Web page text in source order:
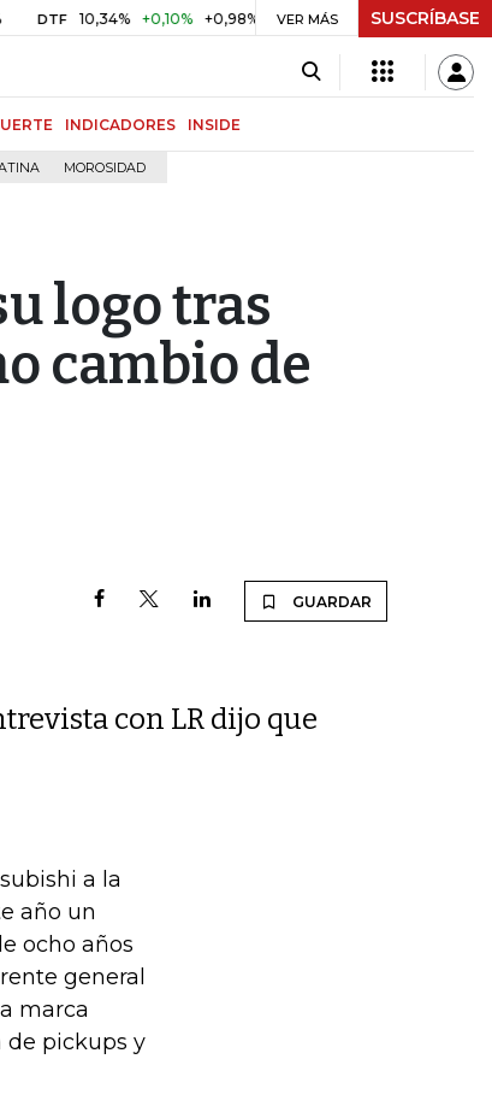
10,34% +0,10% +0,98% UVR $ 416,86 +$ 0,05 +0,01%
VER MÁS SUSCRÍBASE
INDICADORES INSIDE
MOROSIDAD
logo tras
cambio de
GUARDAR
con LR dijo que
a la
año un
ocho años
general
marca
de pickups y